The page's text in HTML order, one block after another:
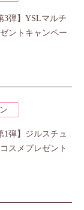
3弾】YSLマルチ
ントキャンペー
1弾】ジルスチュ
スメプレゼント